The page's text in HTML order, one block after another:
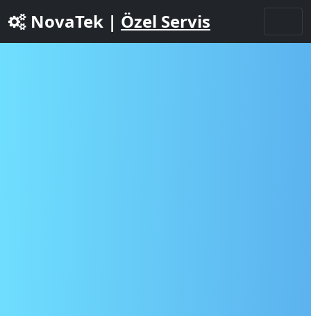
NovaTek | Özel Servis